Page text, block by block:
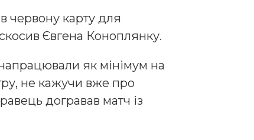
червону карту для
Євгена Коноплянку.
як мінімум на
не кажучи вже про
догравав матч із